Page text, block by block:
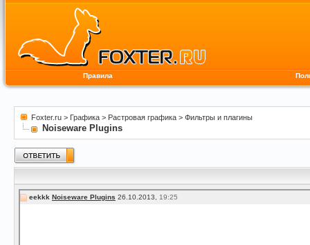
Правила
Foxter.ru > Графика > Растровая графика > Фильтры и плагины
Noiseware Plugins
eekkk Noiseware Plugins 26.10.2013, 19:25